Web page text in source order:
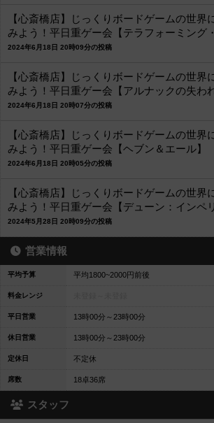
【心斎橋店】じっくりボードゲームの世界
みよう！平日重ゲー会【テラフォーミング
2024年6月18日 20時09分の投稿
【心斎橋店】じっくりボードゲームの世界
みよう！平日重ゲー会【アルナックの失わ
2024年6月18日 20時07分の投稿
【心斎橋店】じっくりボードゲームの世界
みよう！平日重ゲー会【ヘブン＆エール】
2024年6月18日 20時05分の投稿
【心斎橋店】じっくりボードゲームの世界
みよう！平日重ゲー会【デューン：インペ
2024年5月28日 20時09分の投稿
営業情報
平均予算 平均1800~2000円前後
料金レンジ
平日営業 13時00分～23時00分
休日営業 13時00分～23時00分
定休日 不定休
席数 18卓36席
スタッフ